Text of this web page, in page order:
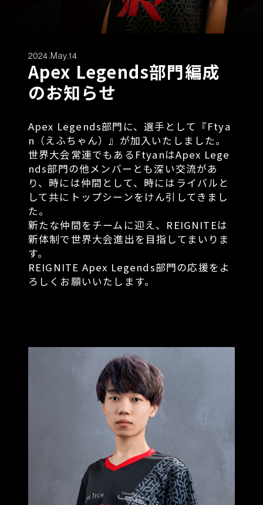
2024.May.14
Apex Legends部門編成
のお知らせ
Apex Legends部門に、選手として『Ftya
n（えふちゃん）』が加入いたしました。
世界大会常連でもあるFtyanはApex Lege
nds部門の他メンバーとも深い交流があ
り、時には仲間として、時にはライバルと
して共にトップシーンをけん引してきまし
た。
新たな仲間をチームに迎え、REIGNITEは
新体制で世界大会進出を目指してまいりま
す。
REIGNITE Apex Legends部門の応援をよ
ろしくお願いいたします。